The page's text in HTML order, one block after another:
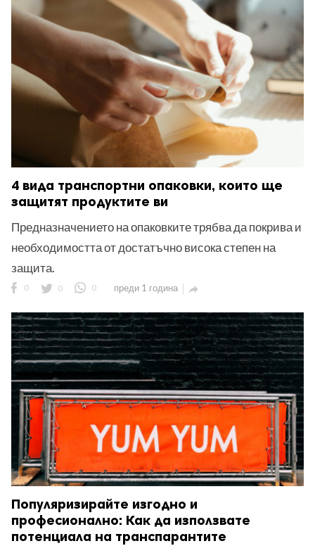
4 вида транспортни опаковки, които ще
защитят продуктите ви
Предназначението на опаковките трябва да покрива и
необходимостта от достатъчно висока степен на
защита.
0 0 0 преди 1 година 
Популяризирайте изгодно и
професионално: Как да използвате
потенциала на транспарантите